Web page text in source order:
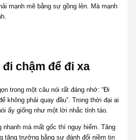
mạnh mẽ bằng sự gồng lên. Mà mạnh
chậm để đi xa
trong một câu nói rất đáng nhớ: “Đi
không phải quay đầu”. Trong thời đại ai
ấy giống như một lời nhắc tỉnh táo.
nhanh mà mất gốc thì nguy hiểm. Tăng
tăng trưởng bằng sự đánh đổi niềm tin